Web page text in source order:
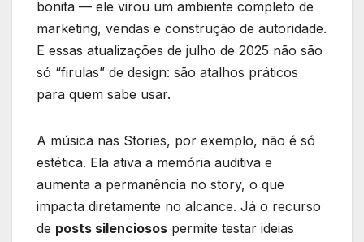
bonita — ele virou um ambiente completo de
marketing, vendas e construção de autoridade.
E essas atualizações de julho de 2025 não são
só “firulas” de design: são atalhos práticos
para quem sabe usar.
A música nas Stories, por exemplo, não é só
estética. Ela ativa a memória auditiva e
aumenta a permanência no story, o que
impacta diretamente no alcance. Já o recurso
de posts silenciosos permite testar ideias